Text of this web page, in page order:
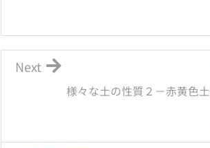
様々な土の性質２－赤黄色土
Next